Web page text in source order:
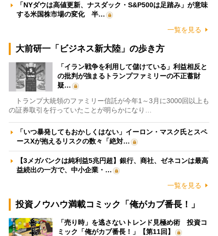
「NYダウは高値更新、ナスダック・S&P500は足踏み」が意味
する米国株市場の変化 半…
一覧を見る
大前研一「ビジネス新大陸」の歩き方
「イラン戦争を利用して儲けている」利益相反と
の批判が強まるトランプファミリーの不正蓄財
疑…
トランプ大統領のファミリー信託が今年1～3月に3000回以上も
の証券取引を行っていたことが明らかになり…
「いつ暴発してもおかしくはない」イーロン・マスク氏とスペ
ースXが抱えるリスクの数々「絶対…
【3メガバンクは純利益5兆円超】銀行、商社、ゼネコンは最高
益続出の一方で、中小企業・…
一覧を見る
投資ノウハウ満載コミック「俺がカブ番長！」
「売り時」を逃さないトレンド見極め術 投資コ
ミック「俺がカブ番長！」【第11回】